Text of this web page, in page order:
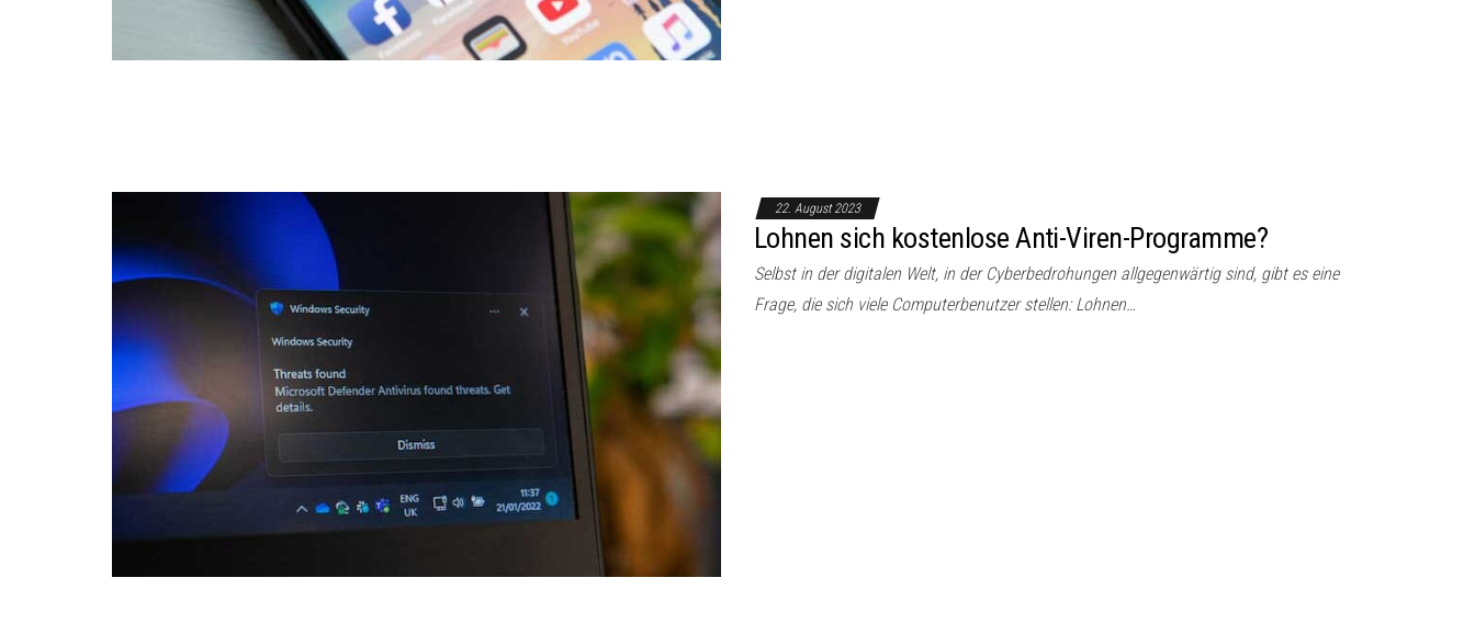
22. August 2023
Lohnen sich kostenlose Anti-Viren-Programme?
Selbst in der digitalen Welt, in der Cyberbedrohungen allgegenwärtig sind, gibt es eine
Frage, die sich viele Computerbenutzer stellen: Lohnen…